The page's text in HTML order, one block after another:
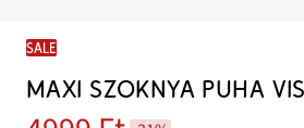
SALE
MAXI SZOKNYA PUHA